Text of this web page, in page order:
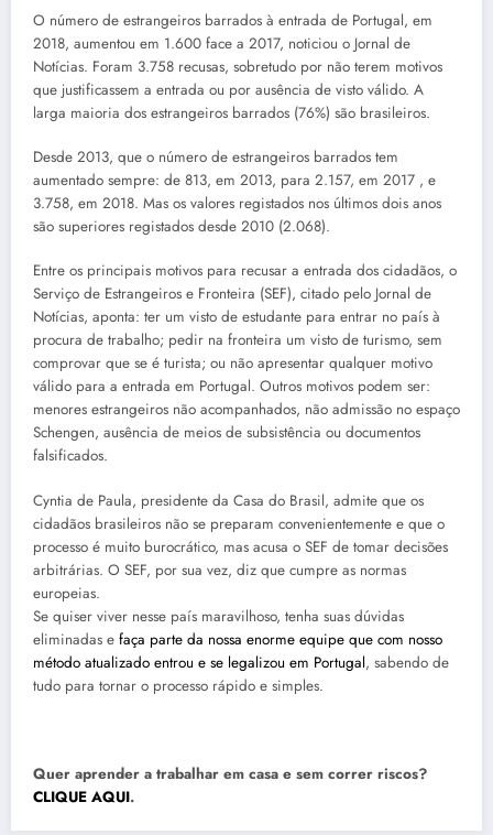
O número de estrangeiros barrados à entrada de Portugal, em
2018, aumentou em 1.600 face a 2017, noticiou o Jornal de
Notícias. Foram 3.758 recusas, sobretudo por não terem motivos
que justificassem a entrada ou por ausência de visto válido. A
larga maioria dos estrangeiros barrados (76%) são brasileiros.
Desde 2013, que o número de estrangeiros barrados tem
aumentado sempre: de 813, em 2013, para 2.157, em 2017 , e
3.758, em 2018. Mas os valores registados nos últimos dois anos
são superiores registados desde 2010 (2.068).
Entre os principais motivos para recusar a entrada dos cidadãos, o
Serviço de Estrangeiros e Fronteira (SEF), citado pelo Jornal de
Notícias, aponta: ter um visto de estudante para entrar no país à
procura de trabalho; pedir na fronteira um visto de turismo, sem
comprovar que se é turista; ou não apresentar qualquer motivo
válido para a entrada em Portugal. Outros motivos podem ser:
menores estrangeiros não acompanhados, não admissão no espaço
Schengen, ausência de meios de subsistência ou documentos
falsificados.
Cyntia de Paula, presidente da Casa do Brasil, admite que os
cidadãos brasileiros não se preparam convenientemente e que o
processo é muito burocrático, mas acusa o SEF de tomar decisões
arbitrárias. O SEF, por sua vez, diz que cumpre as normas
europeias.
Se quiser viver nesse país maravilhoso, tenha suas dúvidas
eliminadas e faça parte da nossa enorme equipe que com nosso
método atualizado entrou e se legalizou em Portugal, sabendo de
tudo para tornar o processo rápido e simples.
Quer aprender a trabalhar em casa e sem correr riscos?
CLIQUE AQUI.